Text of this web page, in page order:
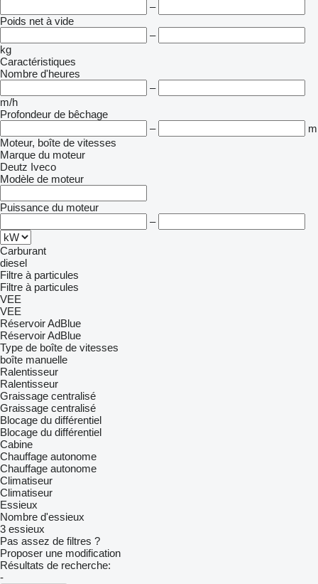
–
Poids net à vide
–
kg
Caractéristiques
Nombre d'heures
–
m/h
Profondeur de bêchage
–
m
Moteur, boîte de vitesses
Marque du moteur
Deutz Iveco
Modèle de moteur
Puissance du moteur
–
Carburant
diesel
Filtre à particules
Filtre à particules
VEE
VEE
Réservoir AdBlue
Réservoir AdBlue
Type de boîte de vitesses
boîte manuelle
Ralentisseur
Ralentisseur
Graissage centralisé
Graissage centralisé
Blocage du différentiel
Blocage du différentiel
Cabine
Chauffage autonome
Chauffage autonome
Climatiseur
Climatiseur
Essieux
Nombre d'essieux
3 essieux
Pas assez de filtres ?
Proposer une modification
Résultats de recherche:
-